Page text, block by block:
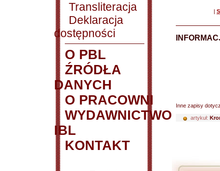
Transliteracja
Deklaracja
dostępności
O PBL
ŹRÓDŁA
DANYCH
O PRACOWNI
WYDAWNICTWO
IBL
KONTAKT
|
Inne zapisy
artykuł: